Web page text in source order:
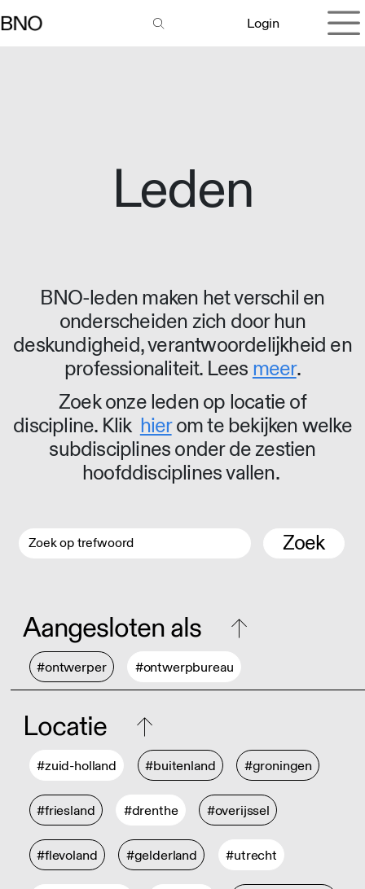
Login
Leden
BNO-leden maken het verschil en
onderscheiden zich door hun
deskundigheid, verantwoordelijkheid en
professionaliteit. Lees meer.
Zoek onze leden op locatie of
discipline. Klik hierom te bekijken welke
subdisciplines onder de zestien
hoofddisciplines vallen.
Zoek
Aangesloten als
#ontwerper #ontwerpbureau
Locatie
#zuid-holland #buitenland #groningen
#friesland #drenthe #overijssel
#flevoland #gelderland #utrecht